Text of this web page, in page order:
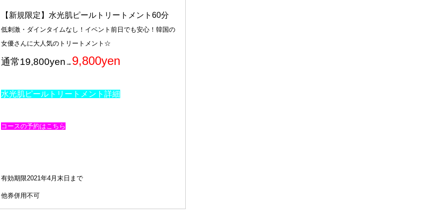
【新規限定】水光肌ピールトリートメント60分
低刺激・ダインタイムなし！イベント前日でも安心！韓国の
女優さんに大人気のトリートメント☆
通常19,800yen → 9,800yen
水光肌ピールトリートメント詳細
コースの予約はこちら
有効期限2021年4月末日まで
他券併用不可